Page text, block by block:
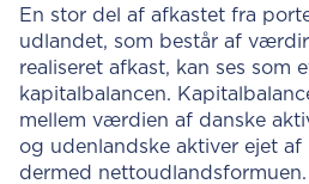
En stor del af afkastet fra
udlandet, som består af
realiseret afkast, kan ses som
kapitalbalancen.
mellem værdien af danske
og udenlandske aktiver ejet af
dermed nettoudlandsformuen.